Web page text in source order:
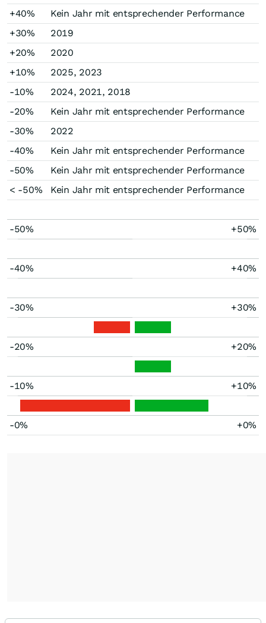
+40%
Kein Jahr mit entsprechender Performance
+30%
2019
+20%
2020
+10%
2025, 2023
-10%
2024, 2021, 2018
-20%
Kein Jahr mit entsprechender Performance
-30%
2022
-40%
Kein Jahr mit entsprechender Performance
-50%
Kein Jahr mit entsprechender Performance
< -50%
Kein Jahr mit entsprechender Performance
-50% +50%
-40% +40%
-30% +30%
-20% +20%
-10% +10%
-0% +0%